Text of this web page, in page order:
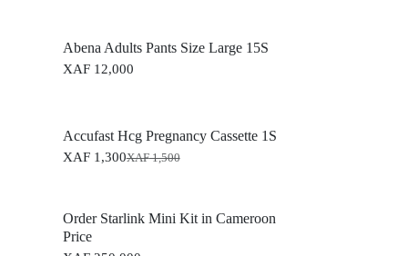
Abena Adults Pants Size Large 15S
XAF12,000
Accufast Hcg Pregnancy Cassette 1S
XAF1,500
O
i
XAF1,300C
e
Order Starlink Mini Kit in Cameroon
Price